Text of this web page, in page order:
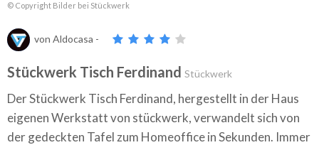
© Copyright Bilder bei Stückwerk
von Aldocasa -
Stückwerk Tisch Ferdinand Stückwerk
Der Stückwerk Tisch Ferdinand, hergestellt in der Haus
eigenen Werkstatt von stückwerk, verwandelt sich von
der gedeckten Tafel zum Homeoffice in Sekunden. Immer